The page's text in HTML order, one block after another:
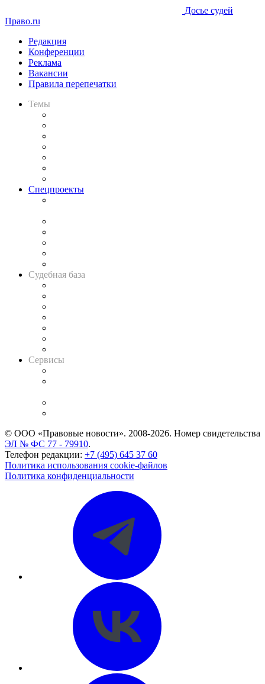
Досье судей
Право.ru
Редакция
Конференции
Реклама
Вакансии
Правила перепечатки
Темы
Спецпроекты
Судебная база
Сервисы
© ООО «Правовые новости». 2008-2026. Номер свидетельства
ЭЛ № ФС 77 - 79910.
Телефон редакции: +7 (495) 645 37 60
Политика использования cookie-файлов
Политика конфиденциальности